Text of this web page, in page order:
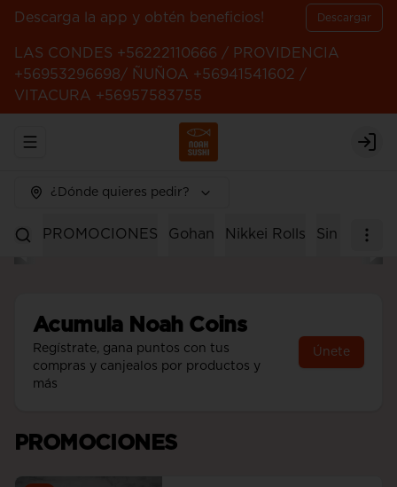
Descarga la app y obtén beneficios! Descargar
LAS CONDES +56222110666 / PROVIDENCIA
+56953296698/ ÑUÑOA +56941541602 /
VITACURA +56957583755
Abrir menu de navegación
¿Dónde quieres pedir?
PROMOCIONES Gohan Nikkei Rolls Sin Arroz
Acumula Noah Coins
Regístrate, gana puntos con tus
compras y canjealos por productos y
más
Únete
PROMOCIONES